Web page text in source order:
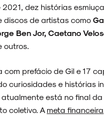
2021, dez histórias
discos de artistas como
Ben Jor, Caetano
outros.
com prefácio de Gil e 17
curiosidades e histórias
atualmente está no final
coletivo. A meta financeira